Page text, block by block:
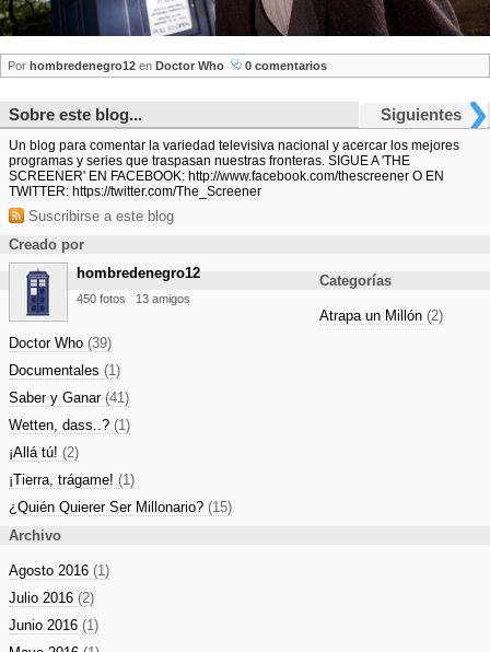
Por hombredenegro12 en Doctor Who 0 comentarios
Siguientes
Sobre este blog...
Un blog para comentar la variedad televisiva nacional y acercar los mejores
programas y series que traspasan nuestras fronteras. SIGUE A 'THE
SCREENER' EN FACEBOOK: http://www.facebook.com/thescreener O EN
TWITTER: https://twitter.com/The_Screener
Suscribirse a este blog
Creado por
hombredenegro12
450 fotos 13 amigos
Categorías
Atrapa un Millón (2)
Doctor Who (39)
Documentales (1)
Saber y Ganar (41)
Wetten, dass..? (1)
¡Allá tú! (2)
¡Tierra, trágame! (1)
¿Quién Quierer Ser Millonario? (15)
Archivo
Agosto 2016 (1)
Julio 2016 (2)
Junio 2016 (1)